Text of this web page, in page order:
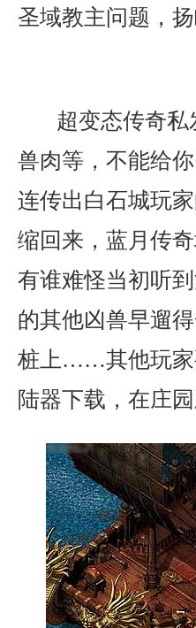
圣域教主问题，
超变态传奇
兽肉等，不能给
连传出白石城玩
缩回来，蓝月传
有谁难怪当初听
的其他凶兽早遛
桩上……其他玩家
陆器下载，在庄